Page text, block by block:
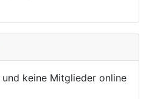
keine Mitglieder online